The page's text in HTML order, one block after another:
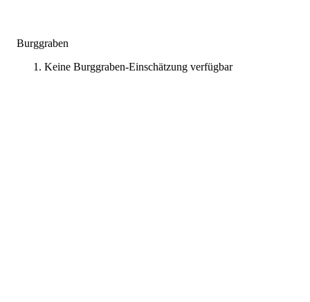
Burggraben
Keine Burggraben-Einschätzung verfügbar